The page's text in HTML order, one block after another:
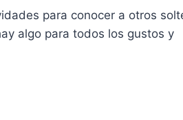
para conocer a otros
algo para todos los gustos y